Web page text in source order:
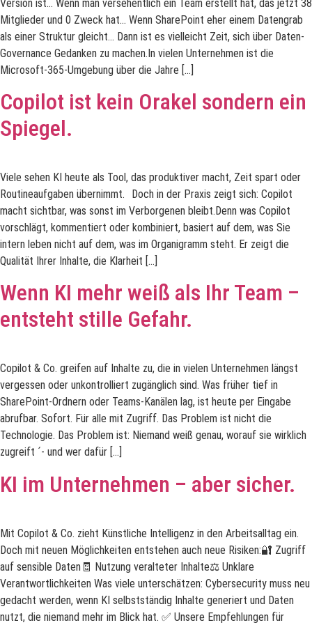
Version ist… Wenn man versehentlich ein Team erstellt hat, das jetzt 38
Mitglieder und 0 Zweck hat… Wenn SharePoint eher einem Datengrab
als einer Struktur gleicht… Dann ist es vielleicht Zeit, sich über Daten-
Governance Gedanken zu machen.In vielen Unternehmen ist die
Microsoft-365-Umgebung über die Jahre […]
Copilot ist kein Orakel sondern ein
Spiegel.
Viele sehen KI heute als Tool, das produktiver macht, Zeit spart oder
Routineaufgaben übernimmt. Doch in der Praxis zeigt sich: Copilot
macht sichtbar, was sonst im Verborgenen bleibt.Denn was Copilot
vorschlägt, kommentiert oder kombiniert, basiert auf dem, was Sie
intern leben nicht auf dem, was im Organigramm steht. Er zeigt die
Qualität Ihrer Inhalte, die Klarheit […]
Wenn KI mehr weiß als Ihr Team –
entsteht stille Gefahr.
Copilot & Co. greifen auf Inhalte zu, die in vielen Unternehmen längst
vergessen oder unkontrolliert zugänglich sind. Was früher tief in
SharePoint-Ordnern oder Teams-Kanälen lag, ist heute per Eingabe
abrufbar. Sofort. Für alle mit Zugriff. Das Problem ist nicht die
Technologie. Das Problem ist: Niemand weiß genau, worauf sie wirklich
zugreift ´- und wer dafür […]
KI im Unternehmen – aber sicher.
Mit Copilot & Co. zieht Künstliche Intelligenz in den Arbeitsalltag ein.
Doch mit neuen Möglichkeiten entstehen auch neue Risiken:🔐 Zugriff
auf sensible Daten🧾 Nutzung veralteter Inhalte⚖️ Unklare
Verantwortlichkeiten Was viele unterschätzen: Cybersecurity muss neu
gedacht werden, wenn KI selbstständig Inhalte generiert und Daten
nutzt, die niemand mehr im Blick hat. ✅ Unsere Empfehlungen für